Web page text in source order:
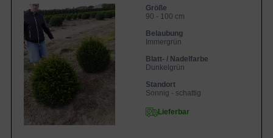
Falle der Containerware sogar möglich das ganze Jahr
über zu Pflanzen. Einzige Ausnahme ist, dass der Boden
nicht gefroren sein darf. Auf unserem Blog finden Sie
alle
Informationen zu den verschiedenen
Wurzelverpackungen
zusammengefasst.
Rückschnitt
Generell ist die Taxus baccata in 'Kugelform'
Größe
90 - 100 cm
Belaubung
Immergrün
Blatt- / Nadelfarbe
Dunkelgrün
Standort
Sonnig - schattig
Lieferbar